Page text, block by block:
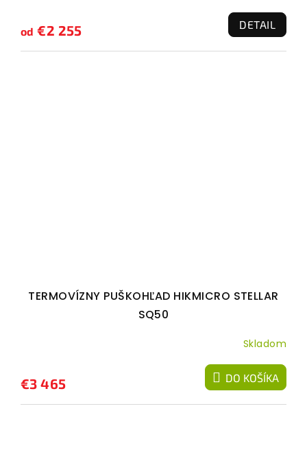
od €2 255 DETAIL
TERMOVÍZNY PUŠKOHĽAD HIKMICRO STELLAR
SQ50
Skladom
€3 465 DO KOŠÍKA